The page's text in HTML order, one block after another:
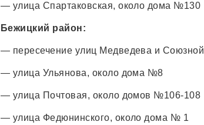
— улица Спартаковская, около дома №130
Бежицкий район:
— пересечение улиц Медведева и Союзной
— улица Ульянова, около дома №8
— улица Почтовая, около домов №106-108
— улица Федюнинского, около дома № 1